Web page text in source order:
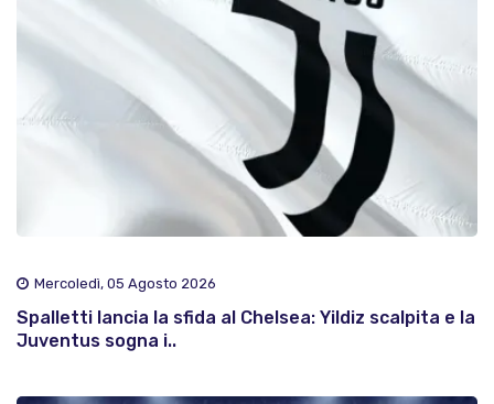
Mercoledì, 05 Agosto 2026
Spalletti lancia la sfida al Chelsea: Yildiz scalpita e la
Juventus sogna i..